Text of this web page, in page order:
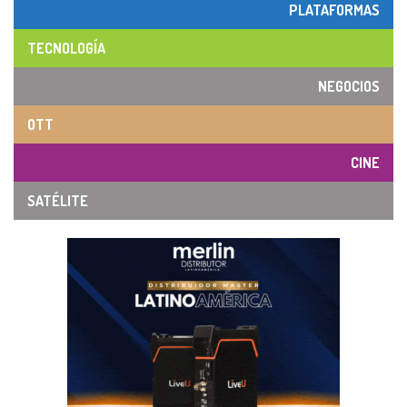
PLATAFORMAS
TECNOLOGÍA
NEGOCIOS
OTT
CINE
SATÉLITE